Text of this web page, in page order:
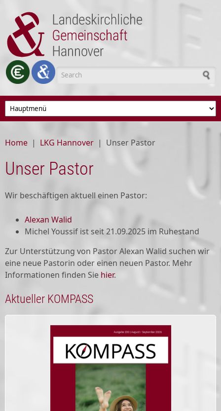
Search form
Home | LKG Hannover | Unser Pastor
Unser Pastor
Wir beschäftigen aktuell einen Pastor:
Alexan Walid
Michel Youssif ist seit 21.09.2025 im Ruhestand
Zur Unterstützung von Pastor Alexan Walid suchen wir
eine neue Pastorin oder einen neuen Pastor. Mehr
Informationen finden Sie hier.
Aktueller KOMPASS